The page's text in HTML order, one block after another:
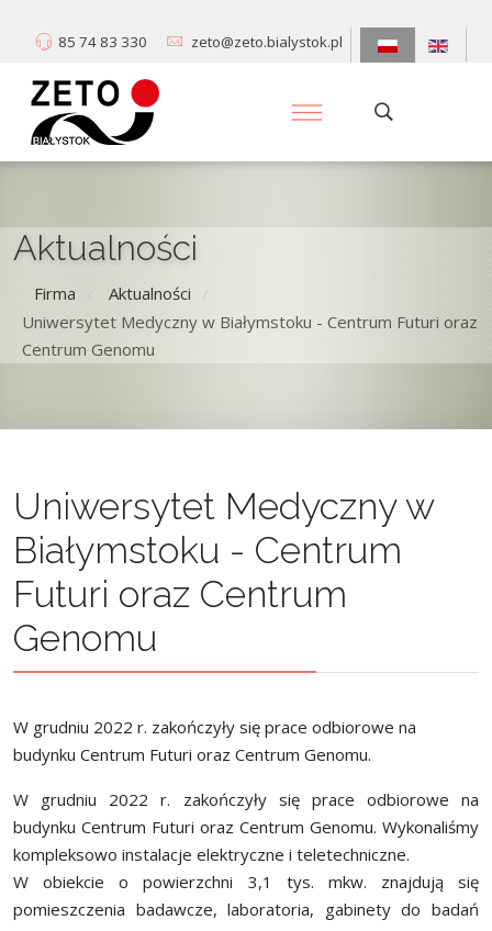
85 74 83 330 zeto@zeto.bialystok.pl
Aktualności
Firma Aktualności /
Uniwersytet Medyczny w Białymstoku - Centrum Futuri oraz
Centrum Genomu
Uniwersytet Medyczny w
Białymstoku - Centrum
Futuri oraz Centrum
Genomu
W grudniu 2022 r. zakończyły się prace odbiorowe na
budynku Centrum Futuri oraz Centrum Genomu.
W grudniu 2022 r. zakończyły się prace odbiorowe na
budynku Centrum Futuri oraz Centrum Genomu. Wykonaliśmy
kompleksowo instalacje elektryczne i teletechniczne.
W obiekcie o powierzchni 3,1 tys. mkw. znajdują się
pomieszczenia badawcze, laboratoria, gabinety do badań